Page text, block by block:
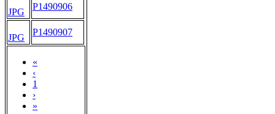
«
‹
1
›
»
JPG
P1490906
JPG
P1490907